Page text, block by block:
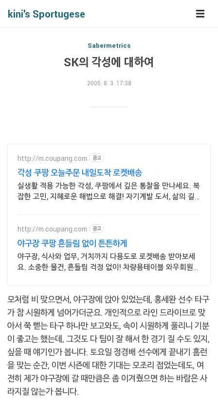
kini's Sportugese
Sabermetrics
SK의 각성에 대하여
2005. 8. 3. 17:38
http://m.coupang.com 광고
각성 쿠팡 오늘주문 내일도착 로켓배송
실생활 적용 가능한 각성, 쿠팡에서 깊은 통찰을 만나세요. 복
잡한 고민, 지혜로운 해법으로 해결! 자기계발 도서, 삶의 길
http://m.coupang.com 광고
야구장 쿠팡 흔들림 없이 튼튼하게
야구장, 식사와 업무, 거치까지 다용도로 로켓배송 받아보세
요. 소중한 물건, 흔들림 걱정 없이! 차량용테이블 와우회원
모처럼 비 맞으면서, 야구장에 앉아 있었는데, 홍세완 선수 타구
가 참 시원하게 넘어가더군요. 개인적으로 라인 드라이브로 맞
아서 쭉 뻗는 타구 하나만 보고와도, 속이 시원하게 풀리니 기분
이 좋고는 했는데, 그것도 다 팀이 잘 해서 한 경기 질 수도 있지,
싶을 때 얘기인가 봅니다. 토요일 정경배 선수에게 끝내기 홈런
을 맞는 순간, 이번 시즌에 대한 기대는 모조리 접었는데도, 여
전히 제가 야구장에 갈 때만큼은 좀 이겨줬으면 하는 바람은 사
라지질 않는가 봅니다.